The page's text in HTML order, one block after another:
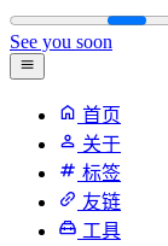
See you soon
首页
关于
标签
友链
工具